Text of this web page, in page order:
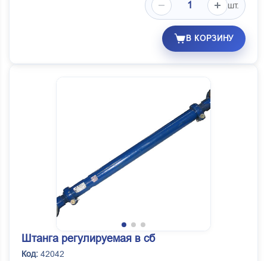
шт.
В КОРЗИНУ
Штанга регулируемая в сб
Код: 42042